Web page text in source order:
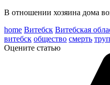
В отношении хозяина дома
home Витебск Витебская
витебск общество смерть труп
Оцените статью